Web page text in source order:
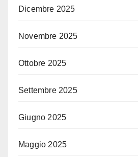
Dicembre 2025
Novembre 2025
Ottobre 2025
Settembre 2025
Giugno 2025
Maggio 2025